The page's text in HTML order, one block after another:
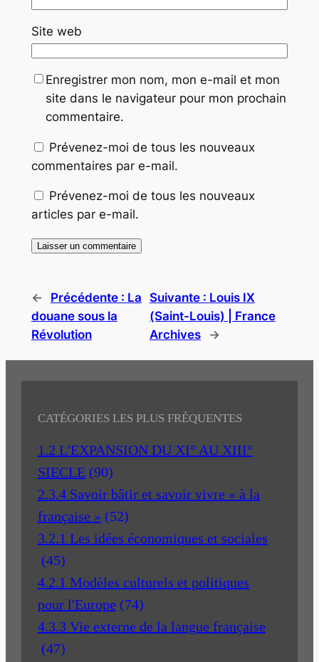
Site web
Enregistrer mon nom, mon e-mail et mon
site dans le navigateur pour mon prochain
commentaire.
Prévenez-moi de tous les nouveaux
commentaires par e-mail.
Prévenez-moi de tous les nouveaux
articles par e-mail.
← Précédente : La
douane sous la
Révolution
Suivante : Louis IX
(Saint-Louis) | France
Archives
→
CATÉGORIES LES PLUS FRÉQUENTES
1.2 L'EXPANSION DU XI° AU XIII°
SIECLE (90)
2.3.4 Savoir bâtir et savoir vivre « à la
française » (52)
3.2.1 Les idées économiques et sociales
(45)
4.2.1 Modèles culturels et politiques
pour l'Europe (74)
4.3.3 Vie externe de la langue française
(47)